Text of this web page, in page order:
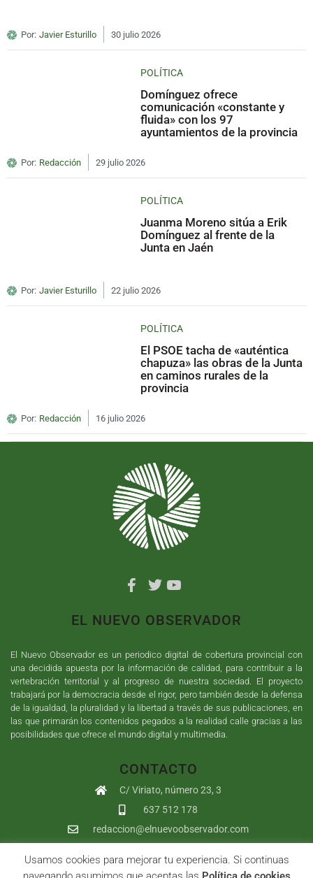
Por: Javier Esturillo 30 julio 2026
POLÍTICA
Domínguez ofrece
comunicación «constante y
fluida» con los 97
ayuntamientos de la provincia
Por: Redacción 29 julio 2026
POLÍTICA
Juanma Moreno sitúa a Erik
Domínguez al frente de la
Junta en Jaén
Por: Javier Esturillo 22 julio 2026
POLÍTICA
El PSOE tacha de «auténtica
chapuza» las obras de la Junta
en caminos rurales de la
provincia
Por: Redacción 16 julio 2026
EL NUEVO OBSERVADOR
El Nuevo Observador es un periodico digital de cobertura provincial con
una decidida apuesta por la información de calidad, para contribuir a la
vertebración territorial y al progreso de nuestra sociedad. El proyecto
trabajará por la democracia desde el rigor, pero también desde la defensa
de la igualdad, la pluralidad y la libertad a través de sus publicaciones, en
las que primarán los contenidos pegados a la realidad calle gracias a las
posibilidades que ofrece el mundo digital y multimedia.
CONTACTO
C/ Viriato, número 23, 3
637 512 178
redaccion@elnuevoobservador.com
Copyright ©2026 El Nuevo Observador | Sumurdigital Diseño web
Usamos cookies para mejorar tu experiencia. Si continuas